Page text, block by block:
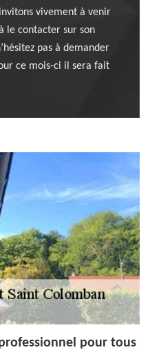
vivement à venir
le contacter sur son
pas à demander
ce mois-ci il sera fait
pour tous